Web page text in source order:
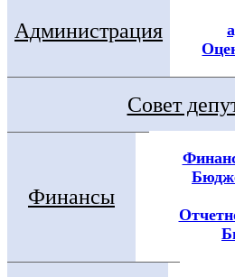
Администрация
Совет
Финансы